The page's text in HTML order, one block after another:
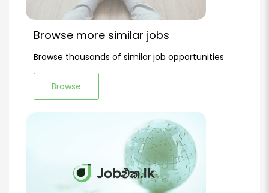
Browse more similar jobs
Browse thousands of similar job opportunities
Browse